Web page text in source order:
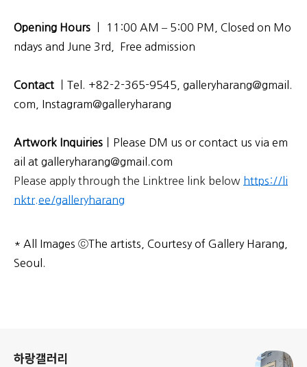
Opening Hours ㅣ 11:00 AM – 5:00 PM, Closed on Mo
ndays and June 3rd, Free admission
Contact ㅣTel. +82-2-365-9545, galleryharang@gmail.
com, Instagram@galleryharang
Artwork Inquiries ㅣPlease DM us or contact us via em
ail at galleryharang@gmail.com
Please apply through the Linktree link below https://li
nktr.ee/galleryharang
* All Images ⓒThe artists, Courtesy of Gallery Harang,
Seoul.
하랑갤러리